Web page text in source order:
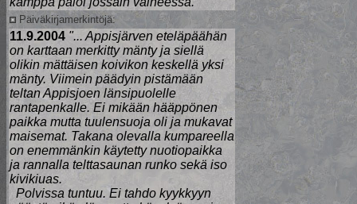
Päiväkirjamerkintöjä:
11.9.2004 "... Appisjärven eteläpäähän
on karttaan merkitty mänty ja siellä
olikin mättäisen koivikon keskellä yksi
mänty. Viimein päädyin pistämään
teltan Appisjoen länsipuolelle
rantapenkalle. Ei mikään hääppönen
paikka mutta tuulensuoja oli ja mukavat
maisemat. Takana olevalla kumpareella
on enemmänkin käytetty nuotiopaikka
ja rannalla telttasaunan runko sekä iso
kivikiuas.
Polvissa tuntuu. Ei tahdo kyykkyyn